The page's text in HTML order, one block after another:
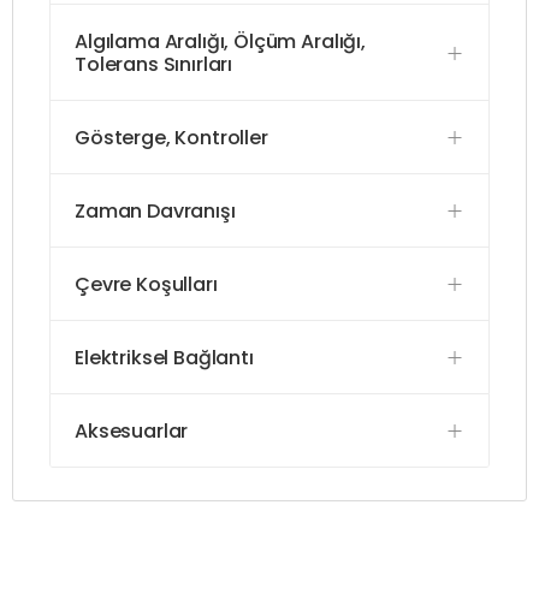
Algılama Aralığı, Ölçüm Aralığı,
Tolerans Sınırları
Gösterge, Kontroller
Zaman Davranışı
Çevre Koşulları
Elektriksel Bağlantı
Aksesuarlar